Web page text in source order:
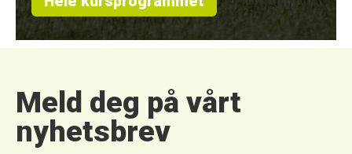
Meld deg på vårt
nyhetsbrev